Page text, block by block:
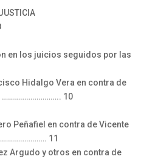
en los juicios seguidos por las
Hidalgo Vera en contra de
……………………….. 10
Peñafiel en contra de Vicente
11
Argudo y otros en contra de